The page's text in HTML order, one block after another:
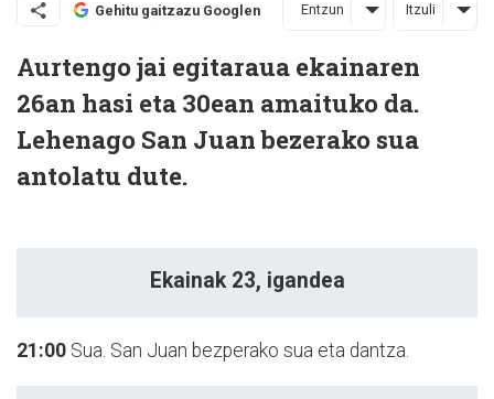
Gehitu gaitzazu Googlen Entzun Itzuli
Aurtengo jai egitaraua ekainaren
26an hasi eta 30ean amaituko da.
Lehenago San Juan bezerako sua
antolatu dute.
Ekainak 23, igandea
21:00 Sua. San Juan bezperako sua eta dantza.